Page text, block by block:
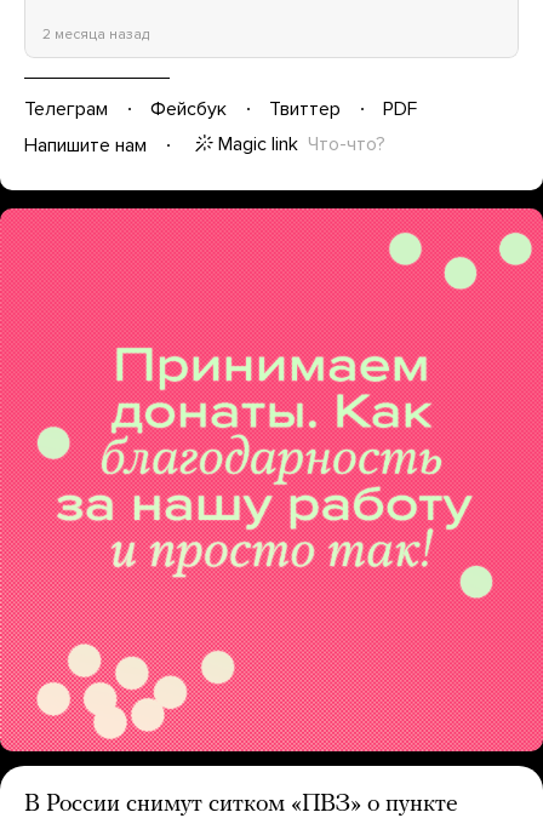
2 месяца назад
Телеграм Фейсбук Твиттер
PDF
Напишите нам
Magic link Что-что?
В России снимут ситком «ПВЗ» о пункте